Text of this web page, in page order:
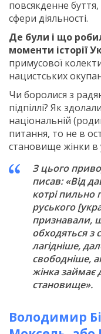
повсякденне буття,
сфери діяльності.
Де були і що
моменти історії
примусової
нацистських
Чи боролися з
підпіллі? Як
національній
питання, то не в
становище жінки в
З цього
писав: «Від
котрі пильно
руського
признавали,
обходяться з
лагідніше,
свободніше,
жінка займає
становище».
Володимир